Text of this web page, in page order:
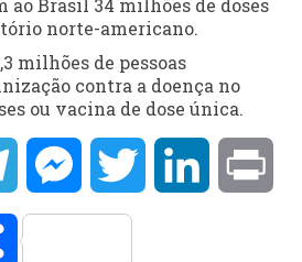
norte-americano.
milhões de pessoas
contra a doença no
ou vacina de dose única.
TelegramMessengerTwitter LinkedIn
Compartilhar